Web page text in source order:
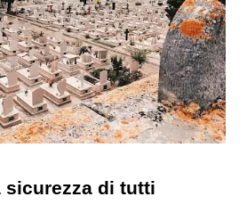
sicurezza di tutti